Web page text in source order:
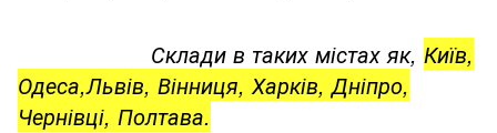
Склади в таких містах як, Київ,
Одеса,Львів, Вінниця, Харків, Дніпро,
Чернівці, Полтава.